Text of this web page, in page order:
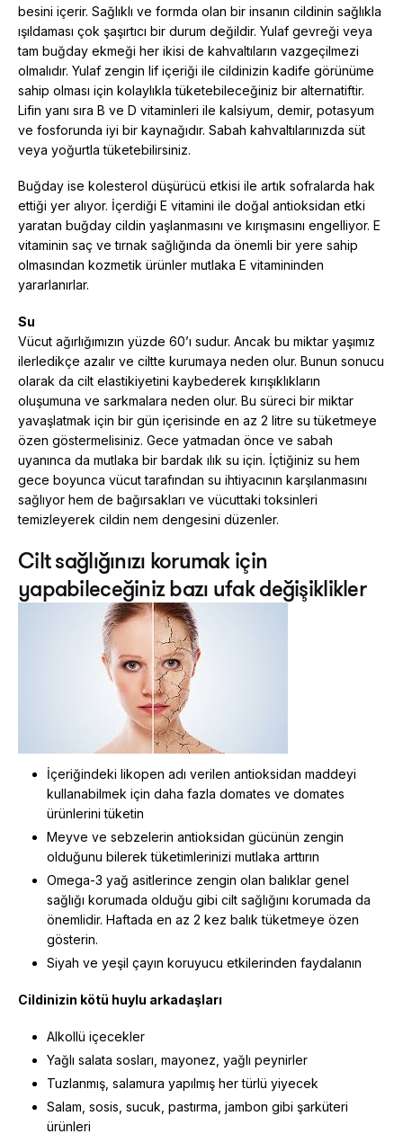
besini içerir. Sağlıklı ve formda olan bir insanın cildinin sağlıkla
ışıldaması çok şaşırtıcı bir durum değildir. Yulaf gevreği veya
tam buğday ekmeği her ikisi de kahvaltıların vazgeçilmezi
olmalıdır. Yulaf zengin lif içeriği ile cildinizin kadife görünüme
sahip olması için kolaylıkla tüketebileceğiniz bir alternatiftir.
Lifin yanı sıra B ve D vitaminleri ile kalsiyum, demir, potasyum
ve fosforunda iyi bir kaynağıdır. Sabah kahvaltılarınızda süt
veya yoğurtla tüketebilirsiniz.
Buğday ise kolesterol düşürücü etkisi ile artık sofralarda hak
ettiği yer alıyor. İçerdiği E vitamini ile doğal antioksidan etki
yaratan buğday cildin yaşlanmasını ve kırışmasını engelliyor. E
vitaminin saç ve tırnak sağlığında da önemli bir yere sahip
olmasından kozmetik ürünler mutlaka E vitamininden
yararlanırlar.
Su
Vücut ağırlığımızın yüzde 60’ı sudur. Ancak bu miktar yaşımız
ilerledikçe azalır ve ciltte kurumaya neden olur. Bunun sonucu
olarak da cilt elastikiyetini kaybederek kırışıklıkların
oluşumuna ve sarkmalara neden olur. Bu süreci bir miktar
yavaşlatmak için bir gün içerisinde en az 2 litre su tüketmeye
özen göstermelisiniz. Gece yatmadan önce ve sabah
uyanınca da mutlaka bir bardak ılık su için. İçtiğiniz su hem
gece boyunca vücut tarafından su ihtiyacının karşılanmasını
sağlıyor hem de bağırsakları ve vücuttaki toksinleri
temizleyerek cildin nem dengesini düzenler.
Cilt sağlığınızı korumak için
yapabileceğiniz bazı ufak değişiklikler
İçeriğindeki likopen adı verilen antioksidan maddeyi
kullanabilmek için daha fazla domates ve domates
ürünlerini tüketin
Meyve ve sebzelerin antioksidan gücünün zengin
olduğunu bilerek tüketimlerinizi mutlaka arttırın
Omega-3 yağ asitlerince zengin olan balıklar genel
sağlığı korumada olduğu gibi cilt sağlığını korumada da
önemlidir. Haftada en az 2 kez balık tüketmeye özen
gösterin.
Siyah ve yeşil çayın koruyucu etkilerinden faydalanın
Cildinizin kötü huylu arkadaşları
Alkollü içecekler
Yağlı salata sosları, mayonez, yağlı peynirler
Tuzlanmış, salamura yapılmış her türlü yiyecek
Salam, sosis, sucuk, pastırma, jambon gibi şarküteri
ürünleri